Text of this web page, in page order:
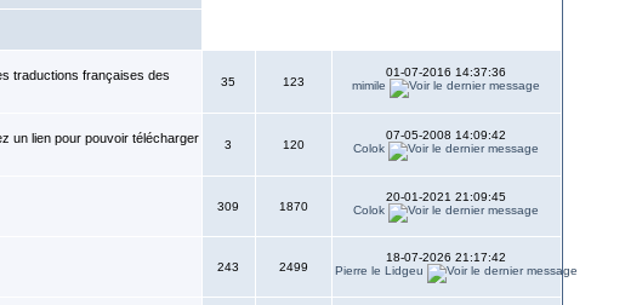
traductions françaises des
35 123
01-07-2016 14:37:36
mimile
un lien pour pouvoir télécharger
3 120
07-05-2008 14:09:42
Colok
309 1870
20-01-2021 21:09:45
Colok
243 2499
18-07-2026 21:17:42
Pierre le Lidgeu